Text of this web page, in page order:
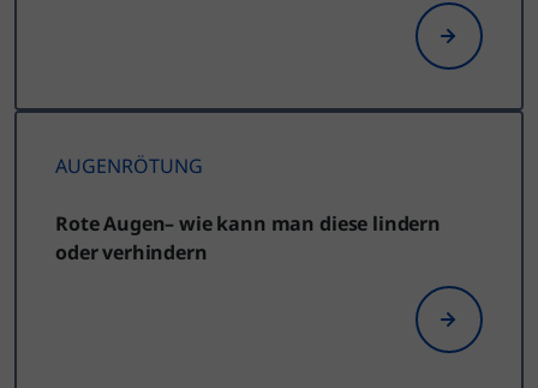
AUGENRÖTUNG
Rote Augen– wie kann man diese lindern
oder verhindern